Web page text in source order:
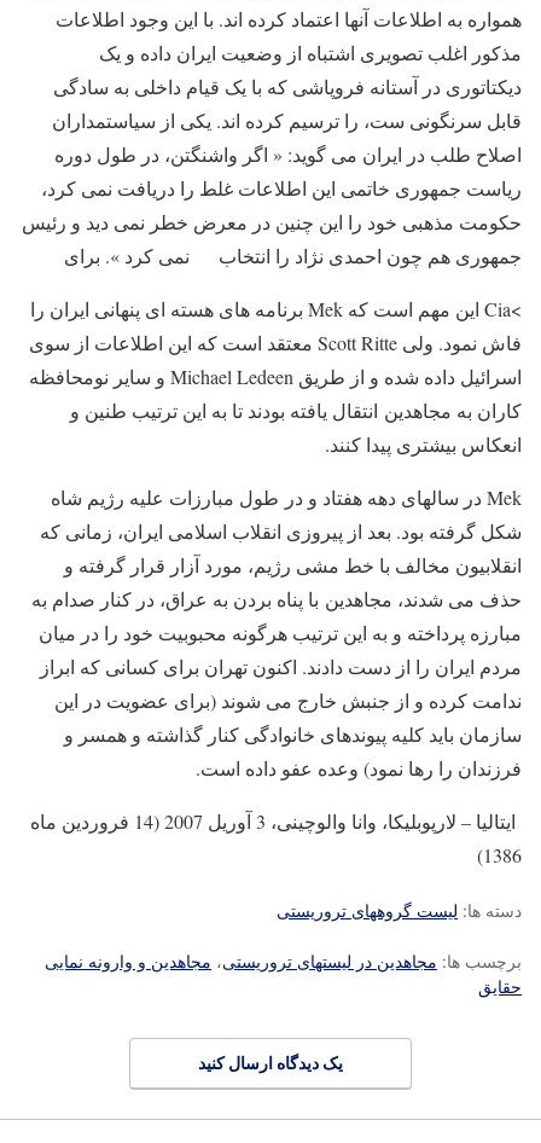
همواره به اطلاعات آنها اعتماد کرده اند. با این وجود اطلاعات
مذکور اغلب تصویری اشتباه از وضعیت ایران داده و یک
دیکتاتوری در آستانه فروپاشی که با یک قیام داخلی به سادگی
قابل سرنگونی ست، را ترسیم کرده اند. یکی از سیاستمداران
اصلاح طلب در ایران می گوید: « اگر واشنگتن، در طول دوره
ریاست جمهوری خاتمی این اطلاعات غلط را دریافت نمی کرد،
حکومت مذهبی خود را این چنین در معرض خطر نمی دید و رئیس
جمهوری هم چون احمدی نژاد را انتخاب نمی کرد ». برای
>Cia این مهم است که Mek برنامه های هسته ای پنهانی ایران را
فاش نمود. ولی Scott Ritte معتقد است که این اطلاعات از سوی
اسرائیل داده شده و از طریق Michael Ledeen و سایر نومحافظه
کاران به مجاهدین انتقال یافته بودند تا به این ترتیب طنین و
انعکاس بیشتری پیدا کنند.
Mekدر سالهای دهه هفتاد و در طول مبارزات علیه رژیم شاه
شکل گرفته بود. بعد از پیروزی انقلاب اسلامی ایران، زمانی که
انقلابیون مخالف با خط مشی رژیم، مورد آزار قرار گرفته و
حذف می شدند، مجاهدین با پناه بردن به عراق، در کنار صدام به
مبارزه پرداخته و به این ترتیب هرگونه محبوبیت خود را در میان
مردم ایران را از دست دادند. اکنون تهران برای کسانی که ابراز
ندامت کرده و از جنبش خارج می شوند (برای عضویت در این
سازمان باید کلیه پیوندهای خانوادگی کنار گذاشته و همسر و
فرزندان را رها نمود) وعده عفو داده است.
ایتالیا – لارپوبلیکا، وانا والوچینی، 3 آوریل 2007 (14 فروردین ماه
1386)
دسته ها: لیست گروههای تروریستی
برچسب ها: مجاهدین در لیستهای تروریستی، مجاهدین و وارونه نمایی
حقایق
یک دیدگاه ارسال کنید